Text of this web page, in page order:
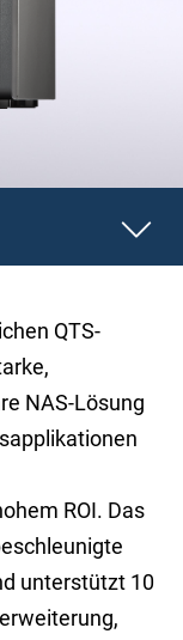
QTS-
NAS-Lösung
ROI. Das
unterstützt 10